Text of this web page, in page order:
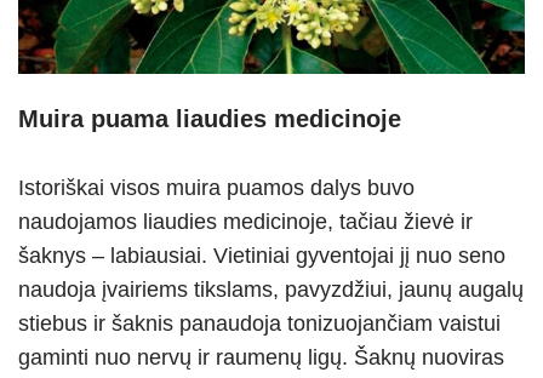
Muira puama liaudies medicinoje
Istoriškai visos muira puamos dalys buvo
naudojamos liaudies medicinoje, tačiau žievė ir
šaknys – labiausiai. Vietiniai gyventojai jį nuo seno
naudoja įvairiems tikslams, pavyzdžiui, jaunų augalų
stiebus ir šaknis panaudoja tonizuojančiam vaistui
gaminti nuo nervų ir raumenų ligų. Šaknų nuoviras